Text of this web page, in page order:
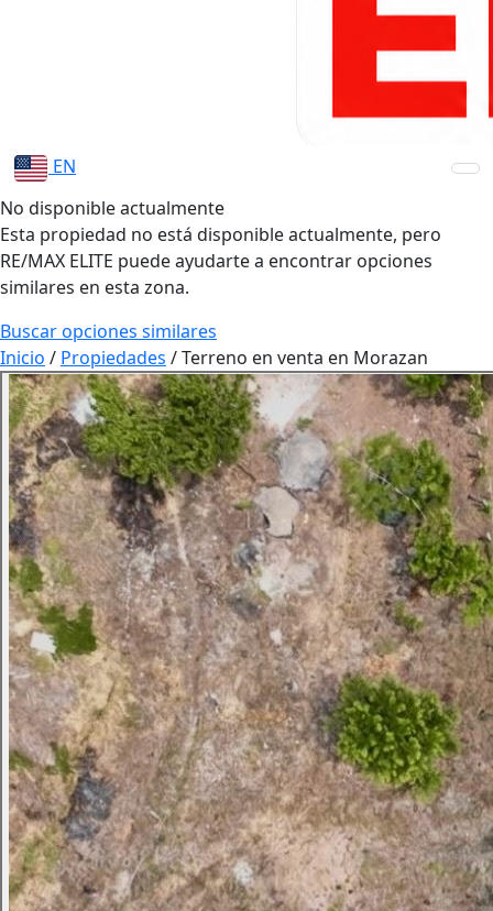
EN
No disponible actualmente
Esta propiedad no está disponible actualmente, pero
RE/MAX ELITE puede ayudarte a encontrar opciones
similares en esta zona.
Buscar opciones similares
Inicio / Propiedades /Terreno en venta en Morazan